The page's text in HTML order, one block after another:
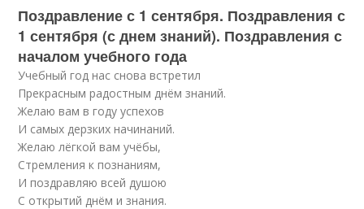
Поздравление с 1 сентября. Поздравления с
1 сентября (с днем знаний). Поздравления с
началом учебного года
Учебный год нас снова встретил
Прекрасным радостным днём знаний.
Желаю вам в году успехов
И самых дерзких начинаний.
Желаю лёгкой вам учёбы,
Стремления к познаниям,
И поздравляю всей душою
С открытий днём и знания.